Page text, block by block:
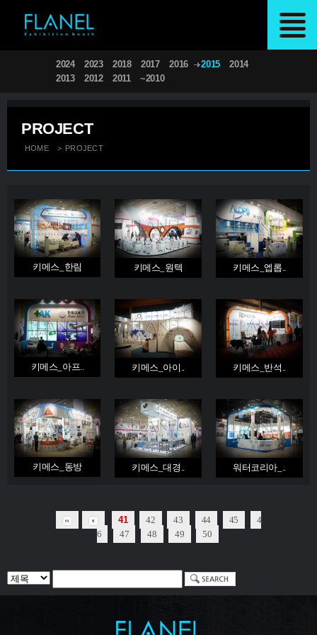
2024 2023 2018 2017 2016 2015
2014
2013
2012 2011 ~2010
PROJECT
HOME > PROJECT
키메스_한림 키메스_원텍 키메스_엡롭..
키메스_아프.. 키메스_아이.. 키메스_반석..
키메스_동방 키메스_대경.. 워터코리아_..
41 42 43 44 45
4
6
47 48 49 50